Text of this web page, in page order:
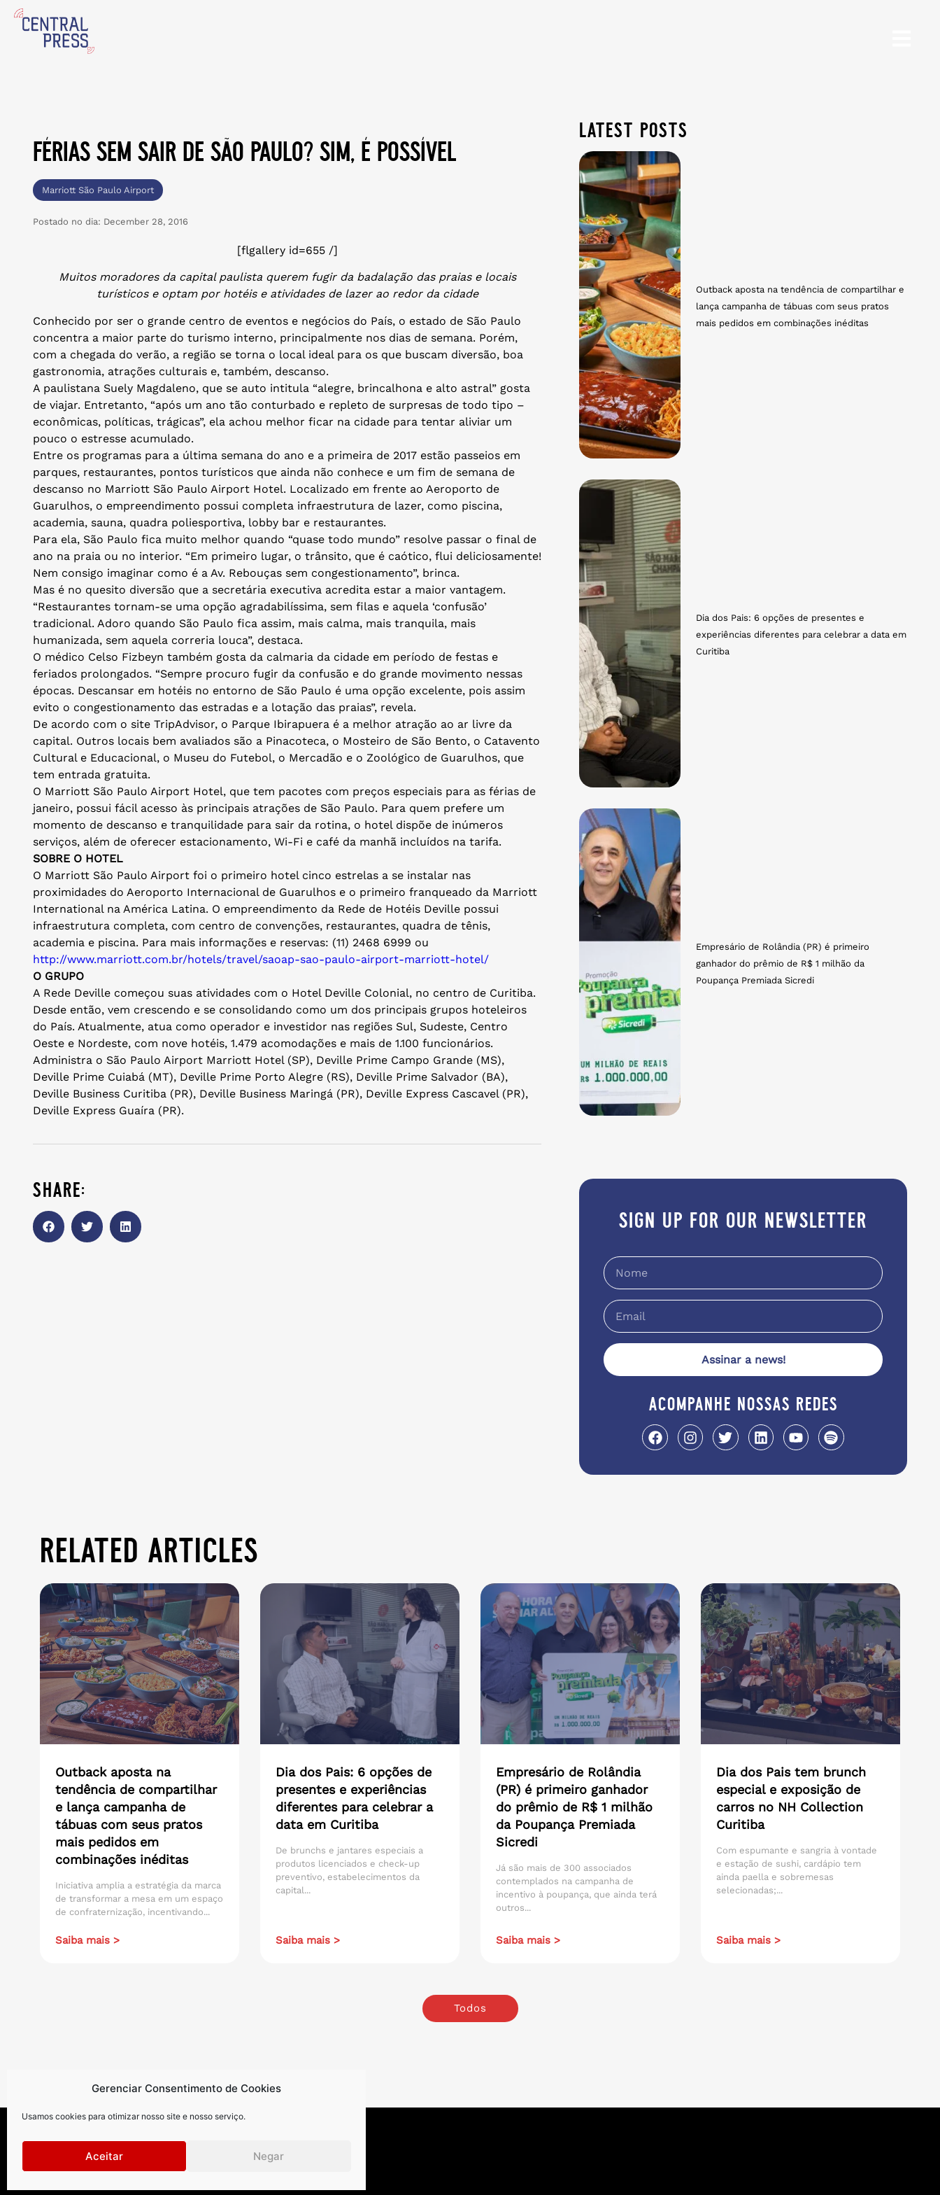
Gerenciar Consentimento de Cookies
Usamos cookies para otimizar nosso site e nosso serviço.
Aceitar Negar
férias sem sair de são paulo? sim, é possível
Marriott São Paulo Airport
Postado no dia: December 28, 2016
[flgallery id=655 /]
Muitos moradores da capital paulista querem fugir da badalação das praias e locais
turísticos e optam por hotéis e atividades de lazer ao redor da cidade
Conhecido por ser o grande centro de eventos e negócios do País, o estado de São Paulo
concentra a maior parte do turismo interno, principalmente nos dias de semana. Porém,
com a chegada do verão, a região se torna o local ideal para os que buscam diversão, boa
gastronomia, atrações culturais e, também, descanso.
A paulistana Suely Magdaleno, que se auto intitula “alegre, brincalhona e alto astral” gosta
de viajar. Entretanto, “após um ano tão conturbado e repleto de surpresas de todo tipo –
econômicas, políticas, trágicas”, ela achou melhor ficar na cidade para tentar aliviar um
pouco o estresse acumulado.
Entre os programas para a última semana do ano e a primeira de 2017 estão passeios em
parques, restaurantes, pontos turísticos que ainda não conhece e um fim de semana de
descanso no Marriott São Paulo Airport Hotel. Localizado em frente ao Aeroporto de
Guarulhos, o empreendimento possui completa infraestrutura de lazer, como piscina,
academia, sauna, quadra poliesportiva, lobby bar e restaurantes.
Para ela, São Paulo fica muito melhor quando “quase todo mundo” resolve passar o final de
ano na praia ou no interior. “Em primeiro lugar, o trânsito, que é caótico, flui deliciosamente!
Nem consigo imaginar como é a Av. Rebouças sem congestionamento”, brinca.
Mas é no quesito diversão que a secretária executiva acredita estar a maior vantagem.
“Restaurantes tornam-se uma opção agradabilíssima, sem filas e aquela ‘confusão’
tradicional. Adoro quando São Paulo fica assim, mais calma, mais tranquila, mais
humanizada, sem aquela correria louca”, destaca.
O médico Celso Fizbeyn também gosta da calmaria da cidade em período de festas e
feriados prolongados. “Sempre procuro fugir da confusão e do grande movimento nessas
épocas. Descansar em hotéis no entorno de São Paulo é uma opção excelente, pois assim
evito o congestionamento das estradas e a lotação das praias”, revela.
De acordo com o site TripAdvisor, o Parque Ibirapuera é a melhor atração ao ar livre da
capital. Outros locais bem avaliados são a Pinacoteca, o Mosteiro de São Bento, o Catavento
Cultural e Educacional, o Museu do Futebol, o Mercadão e o Zoológico de Guarulhos, que
tem entrada gratuita.
O Marriott São Paulo Airport Hotel, que tem pacotes com preços especiais para as férias de
janeiro, possui fácil acesso às principais atrações de São Paulo. Para quem prefere um
momento de descanso e tranquilidade para sair da rotina, o hotel dispõe de inúmeros
serviços, além de oferecer estacionamento, Wi-Fi e café da manhã incluídos na tarifa.
SOBRE O HOTEL
O Marriott São Paulo Airport foi o primeiro hotel cinco estrelas a se instalar nas
proximidades do Aeroporto Internacional de Guarulhos e o primeiro franqueado da Marriott
International na América Latina. O empreendimento da Rede de Hotéis Deville possui
infraestrutura completa, com centro de convenções, restaurantes, quadra de tênis,
academia e piscina. Para mais informações e reservas: (11) 2468 6999 ou
http://www.marriott.com.br/hotels/travel/saoap-sao-paulo-airport-marriott-hotel/
O GRUPO
A Rede Deville começou suas atividades com o Hotel Deville Colonial, no centro de Curitiba.
Desde então, vem crescendo e se consolidando como um dos principais grupos hoteleiros
do País. Atualmente, atua como operador e investidor nas regiões Sul, Sudeste, Centro
Oeste e Nordeste, com nove hotéis, 1.479 acomodações e mais de 1.100 funcionários.
Administra o São Paulo Airport Marriott Hotel (SP), Deville Prime Campo Grande (MS),
Deville Prime Cuiabá (MT), Deville Prime Porto Alegre (RS), Deville Prime Salvador (BA),
Deville Business Curitiba (PR), Deville Business Maringá (PR), Deville Express Cascavel (PR),
Deville Express Guaíra (PR).
share:
latest posts
Outback aposta na tendência de compartilhar e
lança campanha de tábuas com seus pratos
mais pedidos em combinações inéditas
Dia dos Pais: 6 opções de presentes e
experiências diferentes para celebrar a data em
Curitiba
Empresário de Rolândia (PR) é primeiro
ganhador do prêmio de R$ 1 milhão da
Poupança Premiada Sicredi
sign up for our newsletter
Assinar a news!
acompanhe nossas redes
related articles
Outback aposta na
tendência de compartilhar
e lança campanha de
tábuas com seus pratos
mais pedidos em
combinações inéditas
Iniciativa amplia a estratégia da marca
de transformar a mesa em um espaço
de confraternização, incentivando...
Saiba mais >
Dia dos Pais: 6 opções de
presentes e experiências
diferentes para celebrar a
data em Curitiba
De brunchs e jantares especiais a
produtos licenciados e check-up
preventivo, estabelecimentos da
capital...
Saiba mais >
Empresário de Rolândia
(PR) é primeiro ganhador
do prêmio de R$ 1 milhão
da Poupança Premiada
Sicredi
Já são mais de 300 associados
contemplados na campanha de
incentivo à poupança, que ainda terá
outros...
Saiba mais >
Dia dos Pais tem brunch
especial e exposição de
carros no NH Collection
Curitiba
Com espumante e sangria à vontade
e estação de sushi, cardápio tem
ainda paella e sobremesas
selecionadas;...
Saiba mais >
Todos